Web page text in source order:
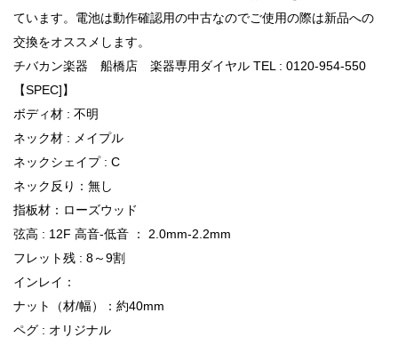
ています。電池は動作確認用の中古なのでご使用の際は新品への
交換をオススメします。
チバカン楽器 船橋店 楽器専用ダイヤル TEL : 0120-954-550
【SPEC]】
ボディ材 : 不明
ネック材 : メイプル
ネックシェイプ : C
ネック反り：無し
指板材：ローズウッド
弦高 : 12F 高音-低音 ： 2.0mm-2.2mm
フレット残 : 8～9割
インレイ：
ナット（材/幅）：約40mm
ペグ : オリジナル